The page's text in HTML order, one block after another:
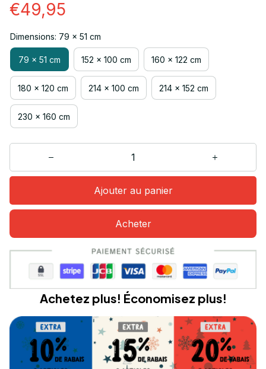
€49,95
Dimensions: 79 x 51 cm
79 x 51 cm 152 x 100 cm 160 x 122 cm
180 x 120 cm 214 x 100 cm 214 x 152 cm
230 x 160 cm
Ajouter au panier
Acheter
Achetez plus! Économisez plus!